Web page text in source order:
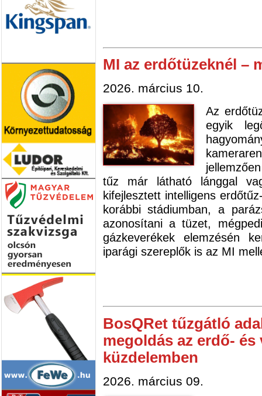
MI az erdőtüzeknél –
2026. március 10.
Az
egyik
tűz már látható lánggal
kifejlesztett intelligens
korábbi stádiumban, a
azonosítani a tüzet,
gázkeverékek elemzésén
iparági szereplők is az MI
BosQRet tűzgátló
megoldás az erdő-
küzdelemben
2026. március 09.